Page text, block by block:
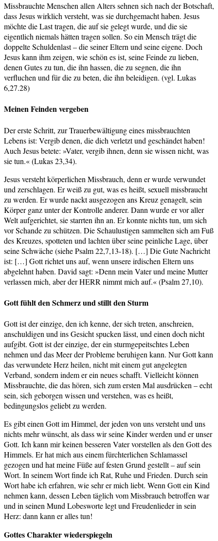
Missbrauchte Menschen allen Alters sehnen sich nach der Botschaft,
dass Jesus wirklich versteht, was sie durchgemacht haben. Jesus
möchte die Last tragen, die auf sie gelegt wurde, und die sie
eigentlich niemals hätten tragen sollen. So ein Mensch trägt die
doppelte Schuldenlast – die seiner Eltern und seine eigene. Doch
Jesus kann ihm zeigen, wie schön es ist, seine Feinde zu lieben,
denen Gutes zu tun, die ihn hassen, die zu segnen, die ihn
verfluchen und für die zu beten, die ihn beleidigen. (vgl. Lukas
6,27.28)
Meinen Feinden vergeben
Der erste Schritt, zur Trauerbewältigung eines missbrauchten
Lebens ist: Vergib denen, die dich verletzt und geschändet haben!
Auch Jesus betete: »Vater, vergib ihnen, denn sie wissen nicht, was
sie tun.« (Lukas 23,34).
Jesus versteht körperlichen Missbrauch, denn er wurde verwundet
und zerschlagen. Er weiß zu gut, was es heißt, sexuell missbraucht
zu werden. Er wurde nackt ausgezogen ans Kreuz genagelt, sein
Körper ganz unter der Kontrolle anderer. Dann wurde er vor aller
Welt aufgerichtet, sie starrten ihn an. Er konnte nichts tun, um sich
vor Schande zu schützen. Die Schaulustigen sammelten sich am Fuß
des Kreuzes, spotteten und lachten über seine peinliche Lage, über
seine Schwäche (siehe Psalm 22,7,13-18). […] Die Gute Nachricht
ist: […] Gott richtet uns auf, wenn unsere irdischen Eltern uns
abgelehnt haben. David sagt: »Denn mein Vater und meine Mutter
verlassen mich, aber der HERR nimmt mich auf.« (Psalm 27,10).
Gott fühlt den Schmerz und stillt den Sturm
Gott ist der einzige, den ich kenne, der sich treten, anschreien,
anschuldigen und ins Gesicht spucken lässt, und einen doch nicht
aufgibt. Gott ist der einzige, der ein sturmgepeitschtes Leben
nehmen und das Meer der Probleme beruhigen kann. Nur Gott kann
das verwundete Herz heilen, nicht mit einem gut angelegten
Verband, sondern indem er ein neues schafft. Vielleicht können
Missbrauchte, die das hören, sich zum ersten Mal ausdrücken – echt
sein, sich geborgen wissen und verstehen, was es heißt,
bedingungslos geliebt zu werden.
Es gibt einen Gott im Himmel, der jeden von uns versteht und uns
nichts mehr wünscht, als dass wir seine Kinder werden und er unser
Gott. Ich kann mir keinen besseren Vater vorstellen als den Gott des
Himmels. Er hat mich aus einem fürchterlichen Schlamassel
gezogen und hat meine Füße auf festen Grund gestellt – auf sein
Wort. In seinem Wort finde ich Rat, Ruhe und Frieden. Durch sein
Wort habe ich erfahren, wie sehr er mich liebt. Wenn Gott ein Kind
nehmen kann, dessen Leben täglich vom Missbrauch betroffen war
und in seinen Mund Lobesworte legt und Freudenlieder in sein
Herz: dann kann er alles tun!
Gottes Charakter wiederspiegeln